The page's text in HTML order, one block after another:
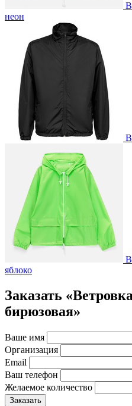
неон
яблоко
Заказать
бирюзовая»
Ваше имя
Организация
Email
Ваш телефон
Желаемое количество
Заказать